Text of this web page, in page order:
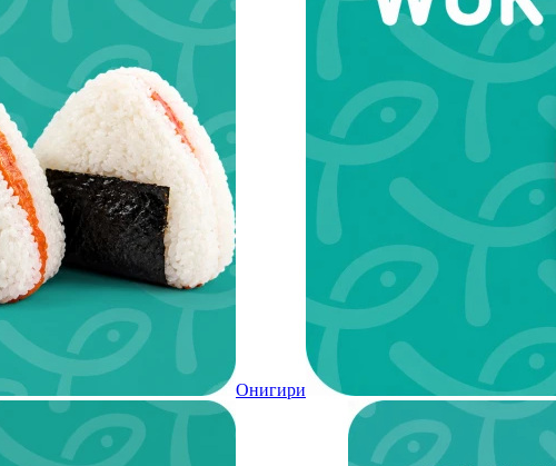
Онигири